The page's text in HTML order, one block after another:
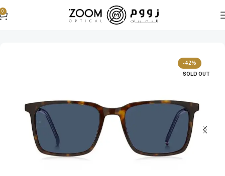
0
-42%
SOLD OUT